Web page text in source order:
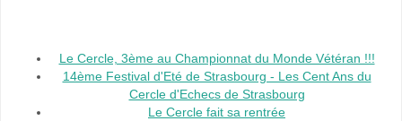
Le Cercle, 3ème au Championnat du Monde Vétéran !!!
14ème Festival d'Eté de Strasbourg - Les Cent Ans du
Cercle d'Echecs de Strasbourg
Le Cercle fait sa rentrée